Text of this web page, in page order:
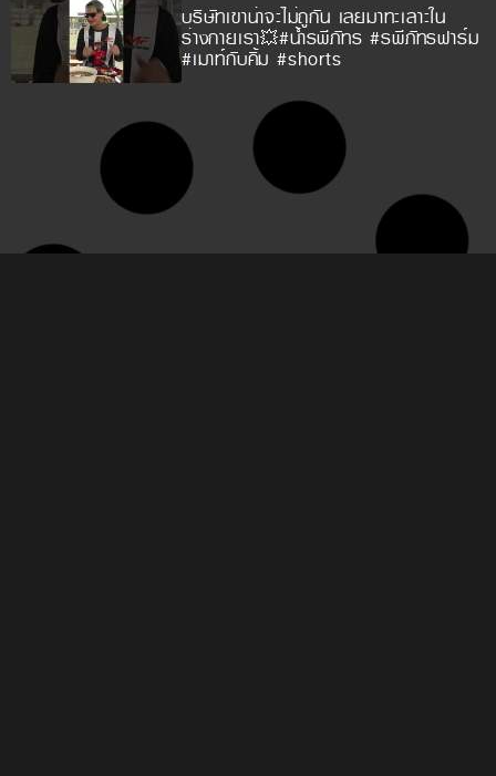
บริษัทเขาน่าจะไม่ถูกัน เลยมาทะเลาะใน
ร่างกายเรา💥#น้ำรพีภัทร #รพีภัทรฟาร์ม
#เมาท์กับคิ้ม #shorts